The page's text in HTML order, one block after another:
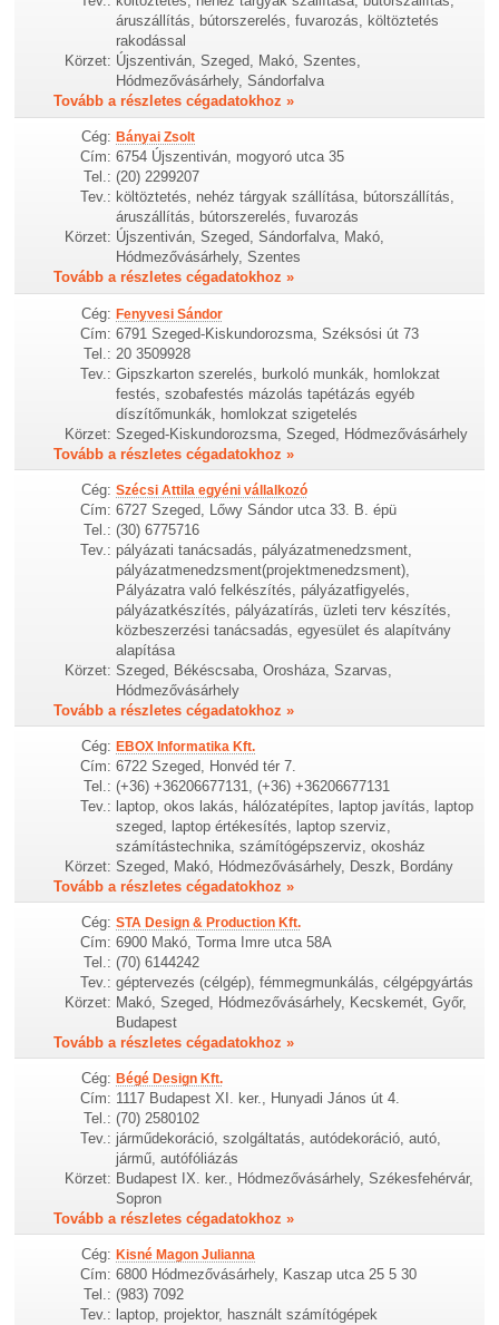
áruszállítás, bútorszerelés, fuvarozás, költöztetés
rakodással
Körzet: Újszentiván, Szeged, Makó, Szentes,
Hódmezővásárhely, Sándorfalva
Tovább a részletes cégadatokhoz »
Cég: Bányai Zsolt
Cím: 6754 Újszentiván, mogyoró utca 35
Tel.: (20) 2299207
Tev.: költöztetés, nehéz tárgyak szállítása, bútorszállítás,
áruszállítás, bútorszerelés, fuvarozás
Körzet: Újszentiván, Szeged, Sándorfalva, Makó,
Hódmezővásárhely, Szentes
Tovább a részletes cégadatokhoz »
Cég: Fenyvesi Sándor
Cím: 6791 Szeged-Kiskundorozsma, Széksósi út 73
Tel.: 20 3509928
Tev.: Gipszkarton szerelés, burkoló munkák, homlokzat
festés, szobafestés mázolás tapétázás egyéb
díszítőmunkák, homlokzat szigetelés
Körzet: Szeged-Kiskundorozsma, Szeged, Hódmezővásárhely
Tovább a részletes cégadatokhoz »
Cég: Szécsi Attila egyéni vállalkozó
Cím: 6727 Szeged, Lőwy Sándor utca 33. B. épü
Tel.: (30) 6775716
Tev.: pályázati tanácsadás, pályázatmenedzsment,
pályázatmenedzsment(projektmenedzsment),
Pályázatra való felkészítés, pályázatfigyelés,
pályázatkészítés, pályázatírás, üzleti terv készítés,
közbeszerzési tanácsadás, egyesület és alapítvány
alapítása
Körzet: Szeged, Békéscsaba, Orosháza, Szarvas,
Hódmezővásárhely
Tovább a részletes cégadatokhoz »
Cég: EBOX Informatika Kft.
Cím: 6722 Szeged, Honvéd tér 7.
Tel.: (+36) +36206677131, (+36) +36206677131
Tev.: laptop, okos lakás, hálózatépítes, laptop javítás, laptop
szeged, laptop értékesítés, laptop szerviz,
számítástechnika, számítógépszerviz, okosház
Körzet: Szeged, Makó, Hódmezővásárhely, Deszk, Bordány
Tovább a részletes cégadatokhoz »
Cég: STA Design & Production Kft.
Cím: 6900 Makó, Torma Imre utca 58A
Tel.: (70) 6144242
Tev.: géptervezés (célgép), fémmegmunkálás, célgépgyártás
Körzet: Makó, Szeged, Hódmezővásárhely, Kecskemét, Győr,
Budapest
Tovább a részletes cégadatokhoz »
Cég: Bégé Design Kft.
Cím: 1117 Budapest XI. ker., Hunyadi János út 4.
Tel.: (70) 2580102
Tev.: járműdekoráció, szolgáltatás, autódekoráció, autó,
jármű, autófóliázás
Körzet: Budapest IX. ker., Hódmezővásárhely, Székesfehérvár,
Sopron
Tovább a részletes cégadatokhoz »
Cég: Kisné Magon Julianna
Cím: 6800 Hódmezővásárhely, Kaszap utca 25 5 30
Tel.: (983) 7092
Tev.: laptop, projektor, használt számítógépek